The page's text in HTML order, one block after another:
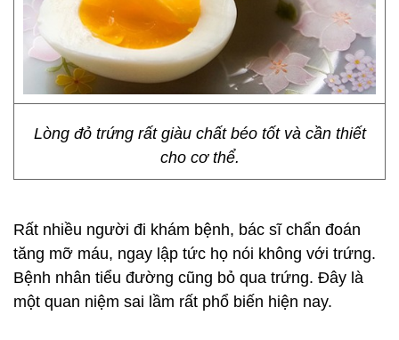
Lòng đỏ trứng rất giàu chất béo tốt và cần thiết
cho cơ thể.
Rất nhiều người đi khám bệnh, bác sĩ chẩn đoán
tăng mỡ máu, ngay lập tức họ nói không với trứng.
Bệnh nhân tiểu đường cũng bỏ qua trứng. Đây là
một quan niệm sai lầm rất phổ biến hiện nay.